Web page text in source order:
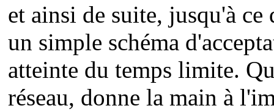
et ainsi de suite, jusqu'à
un simple schéma
atteinte du temps limite.
réseau, donne la main à